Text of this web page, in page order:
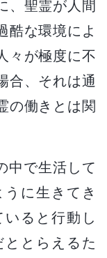
、聖霊が人間
酷な環境によ
々が極度に不
合、それは通
の働きとは関
中で生活して
に生きてき
ると行動し
ととらえるた